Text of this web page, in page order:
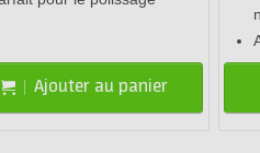
Ajouter au panier